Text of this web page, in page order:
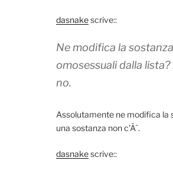
dasnakescrive::
Ne modifica la
omosessuali dalla
no.
Assolutamente ne modifica la
una sostanza non c’Ã¨.
dasnakescrive::